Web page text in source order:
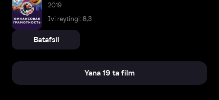
2019
Ivi reytingi: 8,3
Batafsil
Yana 19 ta film